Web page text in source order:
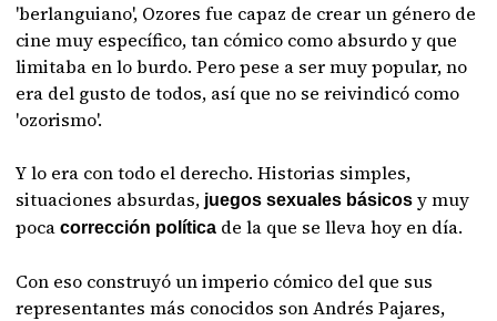
'berlanguiano', Ozores fue capaz de crear un género de
cine muy específico, tan cómico como absurdo y que
limitaba en lo burdo. Pero pese a ser muy popular, no
era del gusto de todos, así que no se reivindicó como
'ozorismo'.
Y lo era con todo el derecho. Historias simples,
situaciones absurdas, juegos sexuales básicos y muy
pocacorrección política de la que se lleva hoy en día.
Con eso construyó un imperio cómico del que sus
representantes más conocidos son Andrés Pajares,